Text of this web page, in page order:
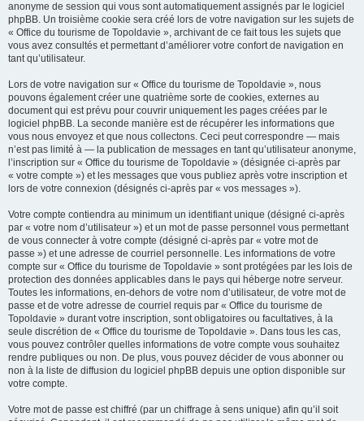
anonyme de session qui vous sont automatiquement assignés par le logiciel
phpBB. Un troisième cookie sera créé lors de votre navigation sur les sujets de
« Office du tourisme de Topoldavie », archivant de ce fait tous les sujets que
vous avez consultés et permettant d’améliorer votre confort de navigation en
tant qu’utilisateur.
Lors de votre navigation sur « Office du tourisme de Topoldavie », nous
pouvons également créer une quatrième sorte de cookies, externes au
document qui est prévu pour couvrir uniquement les pages créées par le
logiciel phpBB. La seconde manière est de récupérer les informations que
vous nous envoyez et que nous collectons. Ceci peut correspondre — mais
n’est pas limité à — la publication de messages en tant qu’utilisateur anonyme,
l’inscription sur « Office du tourisme de Topoldavie » (désignée ci-après par
« votre compte ») et les messages que vous publiez après votre inscription et
lors de votre connexion (désignés ci-après par « vos messages »).
Votre compte contiendra au minimum un identifiant unique (désigné ci-après
par « votre nom d’utilisateur ») et un mot de passe personnel vous permettant
de vous connecter à votre compte (désigné ci-après par « votre mot de
passe ») et une adresse de courriel personnelle. Les informations de votre
compte sur « Office du tourisme de Topoldavie » sont protégées par les lois de
protection des données applicables dans le pays qui héberge notre serveur.
Toutes les informations, en-dehors de votre nom d’utilisateur, de votre mot de
passe et de votre adresse de courriel requis par « Office du tourisme de
Topoldavie » durant votre inscription, sont obligatoires ou facultatives, à la
seule discrétion de « Office du tourisme de Topoldavie ». Dans tous les cas,
vous pouvez contrôler quelles informations de votre compte vous souhaitez
rendre publiques ou non. De plus, vous pouvez décider de vous abonner ou
non à la liste de diffusion du logiciel phpBB depuis une option disponible sur
votre compte.
Votre mot de passe est chiffré (par un chiffrage à sens unique) afin qu’il soit